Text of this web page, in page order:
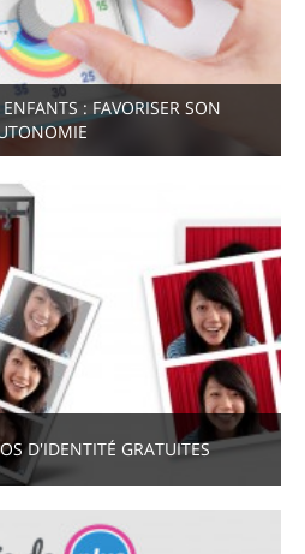
: FAVORISER SON
D'IDENTITÉ GRATUITES